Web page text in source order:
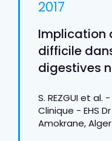
2017
Implication
difficile
digestives
S. REZGUI et al.
Clinique - EHS
Amokrane, Alger